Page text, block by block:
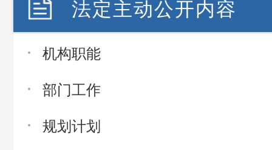
法定主动公开内容
机构职能
部门工作
规划计划